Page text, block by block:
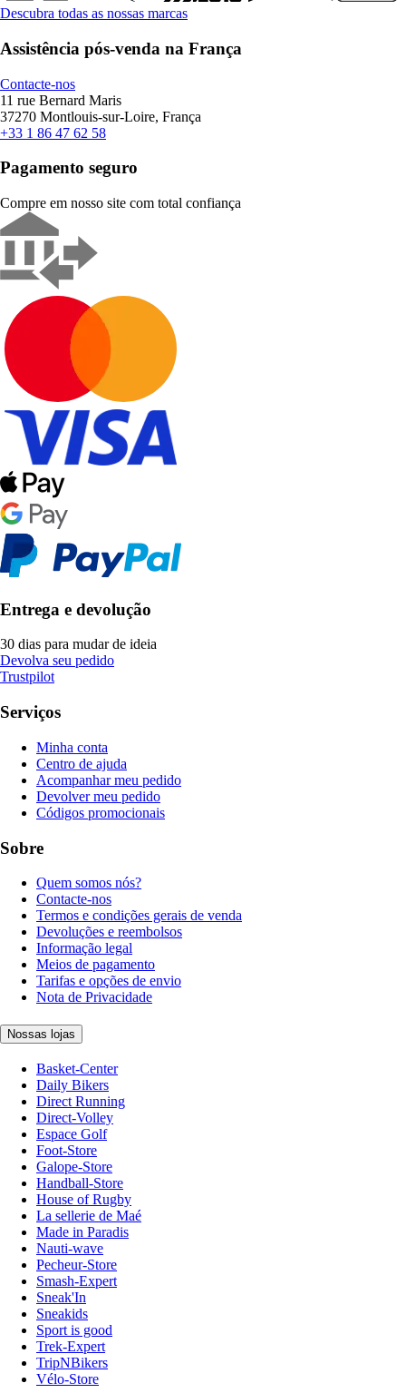
Descubra todas as nossas marcas
Assistência pós-venda na França
Contacte-nos
11 rue Bernard Maris
37270 Montlouis-sur-Loire, França
+33 1 86 47 62 58
Pagamento seguro
Compre em nosso site com total confiança
Entrega e devolução
30 dias para mudar de ideia
Devolva seu pedido
Trustpilot
Serviços
Minha conta
Centro de ajuda
Acompanhar meu pedido
Devolver meu pedido
Códigos promocionais
Sobre
Quem somos nós?
Contacte-nos
Termos e condições gerais de venda
Devoluções e reembolsos
Informação legal
Meios de pagamento
Tarifas e opções de envio
Nota de Privacidade
Nossas lojas
Basket-Center
Daily Bikers
Direct Running
Direct-Volley
Espace Golf
Foot-Store
Galope-Store
Handball-Store
House of Rugby
La sellerie de Maé
Made in Paradis
Nauti-wave
Pecheur-Store
Smash-Expert
Sneak'In
Sneakids
Sport is good
Trek-Expert
TripNBikers
Vélo-Store